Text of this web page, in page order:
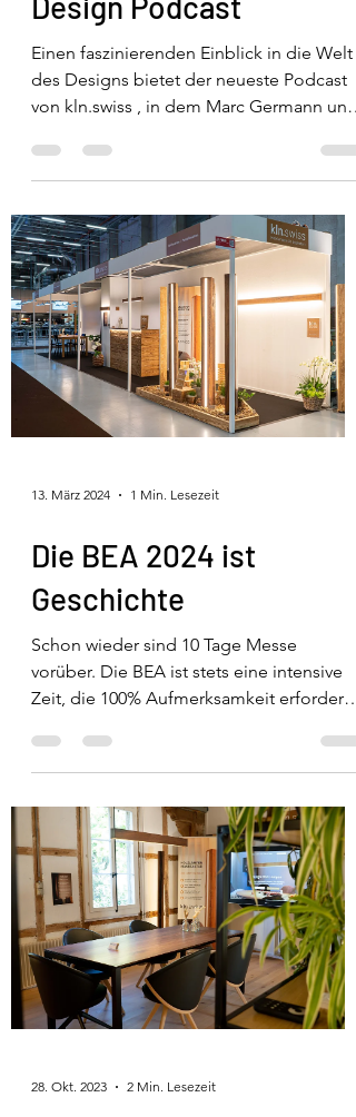
Einen faszinierenden Einblick in die Welt
des Designs bietet der neueste Podcast
von kln.swiss , in dem Marc Germann und
13. März 2024 1 Min. Lesezeit
Die BEA 2024 ist
Geschichte
Schon wieder sind 10 Tage Messe
vorüber. Die BEA ist stets eine intensive
Zeit, die 100% Aufmerksamkeit erfordert.
28. Okt. 2023 2 Min. Lesezeit